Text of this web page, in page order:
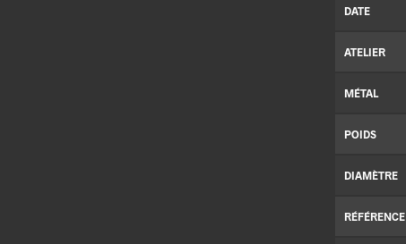
DATE
ATELIER
MÉTAL
POIDS
DIAMÈTRE
RÉFÉRENCE